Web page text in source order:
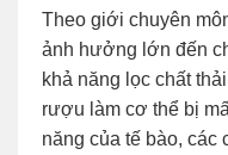
Theo giới chuyên
ảnh hưởng lớn đến
khả năng lọc chất
rượu làm cơ thể bị
năng của tế bào, các